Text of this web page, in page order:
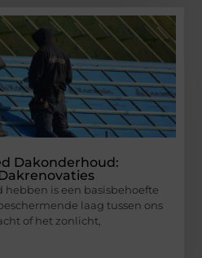
Dakonderhoud:
hebben is een basisbehoefte
laag tussen ons
of het zonlicht,